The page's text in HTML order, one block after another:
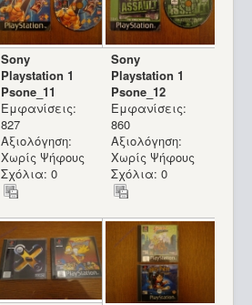
Sony
Playstation 1
Psone_11
Εμφανίσεις:
827
Αξιολόγηση:
Χωρίς Ψήφους
Σχόλια: 0
Sony
Playstation 1
Psone_12
Εμφανίσεις:
860
Αξιολόγηση:
Χωρίς Ψήφους
Σχόλια: 0